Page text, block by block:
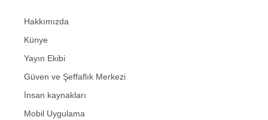
Hakkımızda
Künye
Yayın Ekibi
Güven ve Şeffaflık Merkezi
İnsan kaynakları
Mobil Uygulama